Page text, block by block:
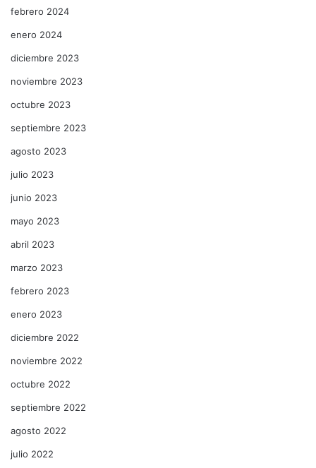
febrero 2024
enero 2024
diciembre 2023
noviembre 2023
octubre 2023
septiembre 2023
agosto 2023
julio 2023
junio 2023
mayo 2023
abril 2023
marzo 2023
febrero 2023
enero 2023
diciembre 2022
noviembre 2022
octubre 2022
septiembre 2022
agosto 2022
julio 2022